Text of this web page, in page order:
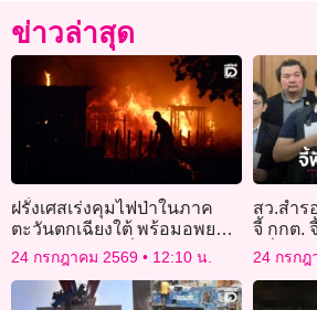
ข่าวล่าสุด
ฝรั่งเศสเร่งคุมไฟป่าในภาค
ตะวันตกเฉียงใต้ พร้อมอพยพ
ประชาชนนับหมื่น
24 กรกฎาคม 2569 12:10 น.
สว.สำร
จี้ กกต.
หวั่นข่า
24 กรกฎ